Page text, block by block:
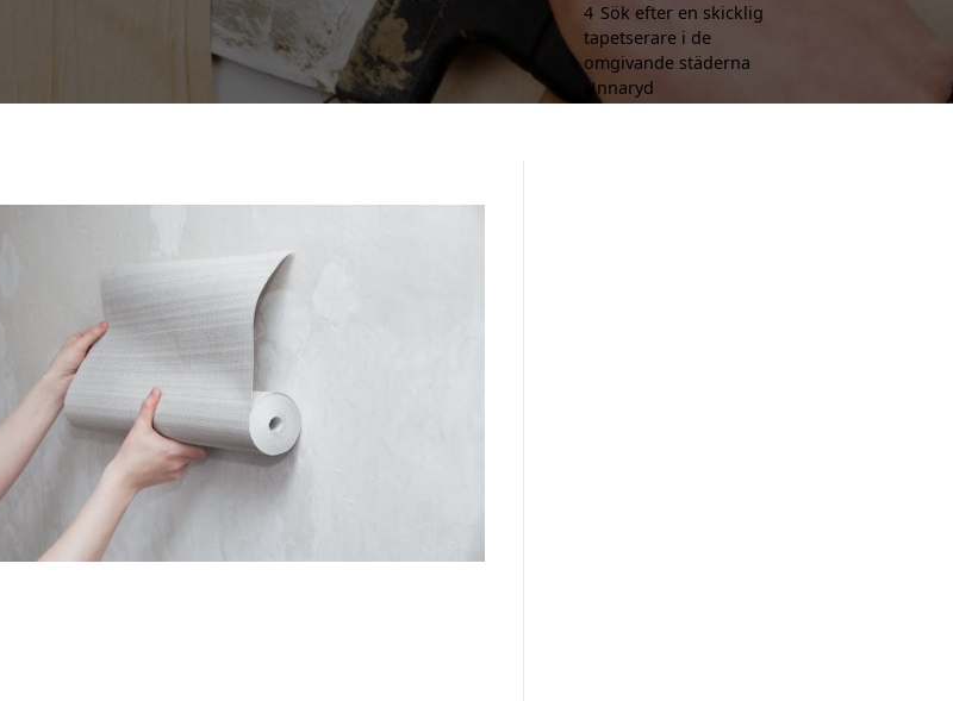
4 Sök efter en skicklig
tapetserare i de
omgivande städerna
Unnaryd